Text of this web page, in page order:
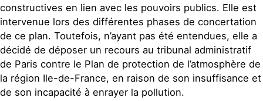
constructives en lien avec les pouvoirs publics. Elle est
intervenue lors des différentes phases de concertation
de ce plan. Toutefois, n’ayant pas été entendues, elle a
décidé de déposer un recours au tribunal administratif
de Paris contre le Plan de protection de l’atmosphère de
la région Ile-de-France, en raison de son insuffisance et
de son incapacité à enrayer la pollution.